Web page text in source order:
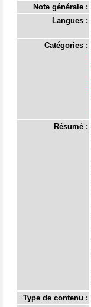
Note générale :
Langues :
Catégories :
Résumé :
Type de contenu :